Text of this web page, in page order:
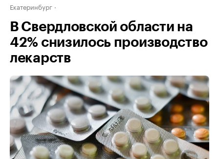
Екатеринбург
В Свердловской области на
42% снизилось производство
лекарств